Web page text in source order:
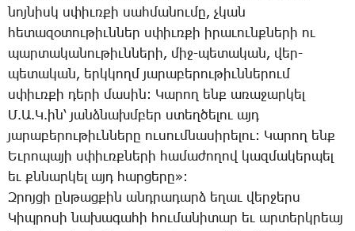
նոյ­նիսկ սփիւռ­քի սահ­մա­նու­մը, չկան
հե­տա­զօ­տու­թիւն­ներ սփիւռ­քի ի­րա­ւունք­նե­րի ու
պար­տա­կա­նու­թիւն­նե­րի, միջ-պե­տա­կան, վեր-
պե­տա­կան, երկ­կողմ յա­րա­բե­րու­թիւն­նե­րում
սփիւռ­քի դե­րի մա­սին: ­Կա­րող ենք ա­ռա­ջար­կել
Մ.Ա.Կ.ին՝ յանձ­նախմ­բեր ստեղ­ծե­լու այդ
յա­րա­բե­րու­թիւն­նե­րը ու­սում­նա­սի­րե­լու: ­Կա­րող ենք
Եւ­րո­պա­յի սփիւռք­նե­րի հա­մա­ժո­ղով կազ­մա­կեր­պել
եւ քննար­կել այդ հար­ցե­րը»:
Զ­րոյ­ցի ըն­թաց­քին անդ­րա­դարձ ե­ղաւ վեր­ջերս
­Կիպ­րո­սի նա­խա­գա­հի հու­մա­նի­տար եւ ար­տերկ­րեայ